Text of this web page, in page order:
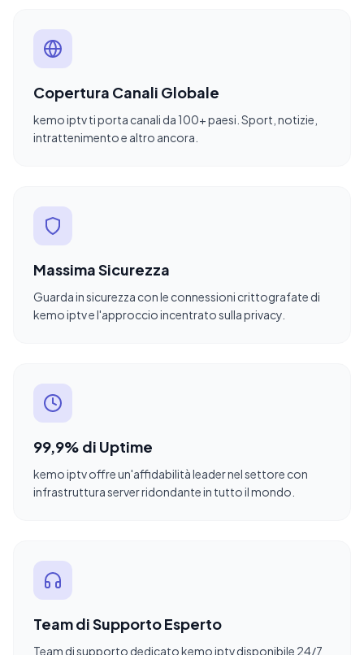
Copertura Canali Globale
kemo iptv ti porta canali da 100+ paesi. Sport, notizie,
intrattenimento e altro ancora.
Massima Sicurezza
Guarda in sicurezza con le connessioni crittografate di
kemo iptv e l'approccio incentrato sulla privacy.
99,9% di Uptime
kemo iptv offre un'affidabilità leader nel settore con
infrastruttura server ridondante in tutto il mondo.
Team di Supporto Esperto
Team di supporto dedicato kemo iptv disponibile 24/7